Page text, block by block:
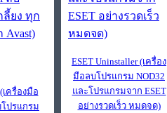
เครื่องมือ
ปรแกรม
ESET Uninstaller (เครื่อง
มือลบโปรแกรม NOD32
และโปรแกรมจาก ESET
อย่างรวดเร็ว หมดจด)